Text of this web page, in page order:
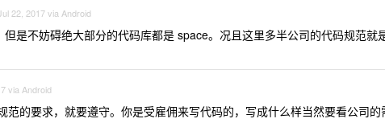
22, 2017 via Android
是不妨碍绝大部分的代码库都是 space。况且这里多半公司的代码规范就
via Android
范的要求，就要遵守。你是受雇佣来写代码的，写成什么样当然要看公司的